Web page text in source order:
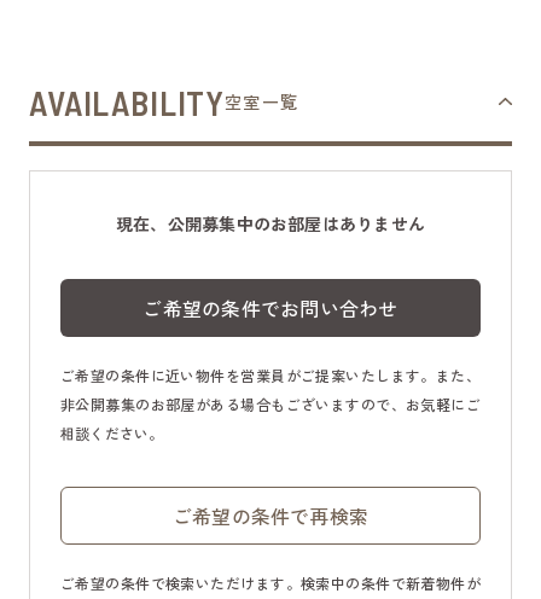
AVAILABILITY空室一覧
現在、公開募集中のお部屋はありません
ご希望の条件でお問い合わせ
ご希望の条件に近い物件を営業員がご提案いたします。また、
非公開募集のお部屋がある場合もございますので、お気軽にご
相談ください。
ご希望の条件で再検索
ご希望の条件で検索いただけます。検索中の条件で新着物件が